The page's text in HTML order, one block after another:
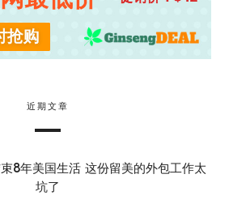
近期文章
8年美国生活 这份留美的外包工作太
坑了